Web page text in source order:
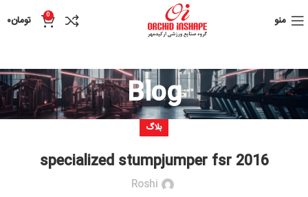
منو 0 تومان۰
Blog
بلاگ
specialized stumpjumper fsr 2016
Roshi